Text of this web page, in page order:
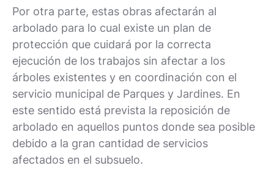
Por otra parte, estas obras afectarán al
arbolado para lo cual existe un plan de
protección que cuidará por la correcta
ejecución de los trabajos sin afectar a los
árboles existentes y en coordinación con el
servicio municipal de Parques y Jardines. En
este sentido está prevista la reposición de
arbolado en aquellos puntos donde sea posible
debido a la gran cantidad de servicios
afectados en el subsuelo.